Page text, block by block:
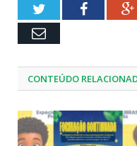
TwitterFacebook
Email
CONTEÚDO